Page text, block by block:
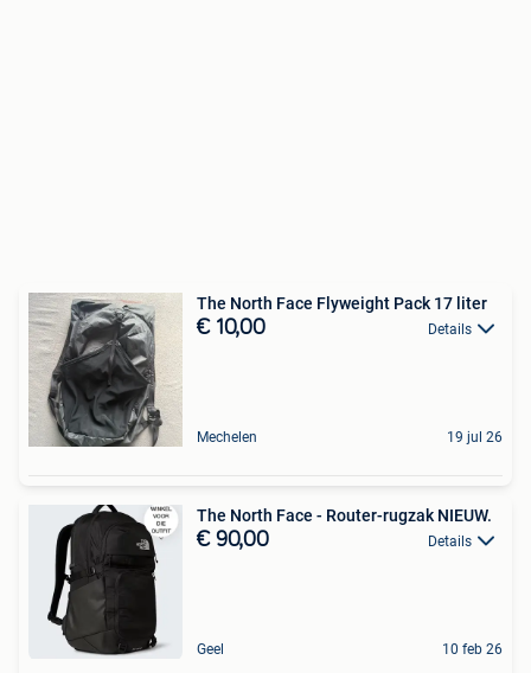
The North Face Flyweight Pack 17 liter
€ 10,00 Details
Mechelen 19 jul 26
The North Face - Router-rugzak NIEUW.
€ 90,00 Details
Geel 10 feb 26